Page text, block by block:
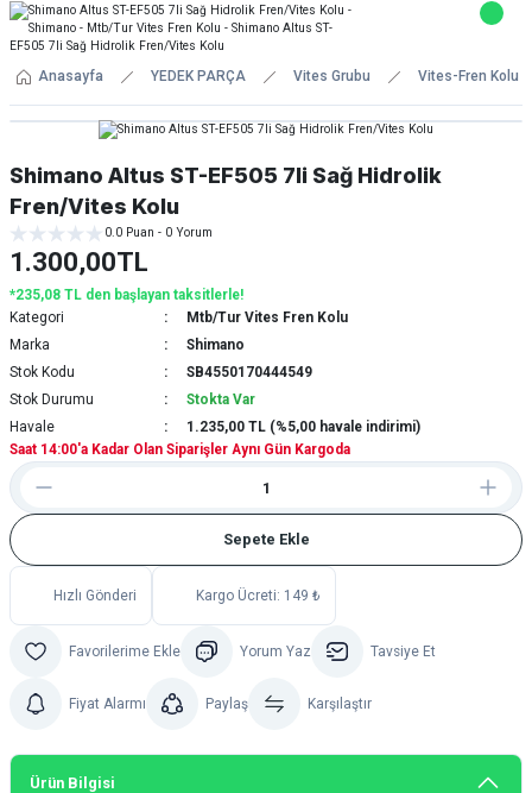
Anasayfa YEDEK PARÇA Vites Grubu Vites-Fren Kolu
Shimano Altus ST-EF505 7li Sağ Hidrolik
Fren/Vites Kolu
0.0 Puan - 0 Yorum
1.300,00TL
*235,08 TL den başlayan taksitlerle!
Kategori
Mtb/Tur Vites Fren Kolu
Marka
Shimano
Stok Kodu
SB4550170444549
Stok Durumu
Stokta Var
Havale
1.235,00 TL (%5,00 havale indirimi)
Saat 14:00'a Kadar Olan Siparişler Aynı Gün Kargoda
Sepete Ekle
Hızlı Gönderi Kargo Ücreti: 149 ₺
Yorum Yaz Tavsiye Et
Fiyat Alarmı Paylaş Karşılaştır
Ürün Bilgisi